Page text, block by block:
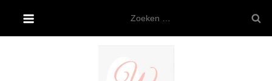
de
naar: